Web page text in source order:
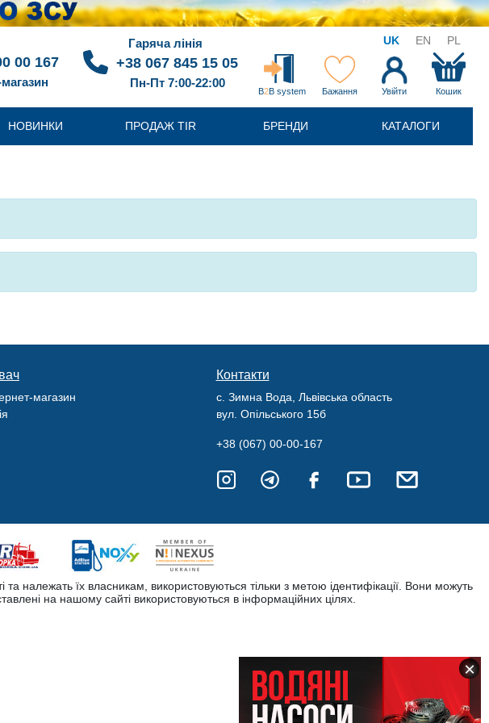
UK EN PL
00 167
магазин
Гаряча лінія
+38 067 845 15 05
Пн-Пт 7:00-22:00
B2B system Бажання Увійти Кошик
НОВИНКИ ПРОДАЖ TIR БРЕНДИ КАТАЛОГИ
магазин
Контакти
с. Зимна Вода, Львівська область
вул. Опільського 15б
+38 (067) 00-00-167
належать їх власникам, використовуються тільки з метою ідентифікації. Вони можуть
на нашому сайті використовуються в інформаційних цілях.
×